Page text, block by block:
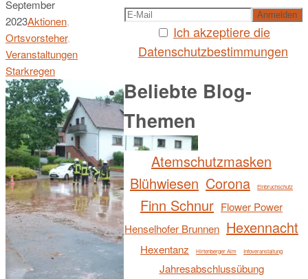
September
2023Aktionen,
Ortsvorsteher,
Veranstaltungen
Starkregen
Ich akzeptiere die
Datenschutzbestimmungen
Beliebte Blog-
Themen
Atemschutzmasken
Blühwiesen Corona Einbruchschutz
Finn Schnur Flower Power
Henselhofer Brunnen Hexennacht
Hexentanz Hirtenberger Alm Infoveranstaltung
Jahresabschlussübung